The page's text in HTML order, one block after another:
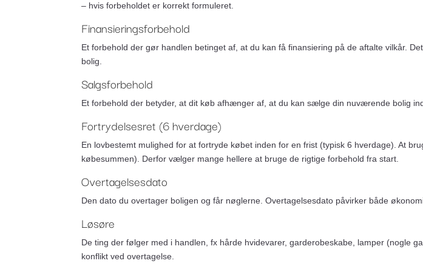
– hvis forbeholdet er korrekt formuleret.
Finansieringsforbehold
Et forbehold der gør handlen betinget af, at du kan få finansiering på de aftalte vilkår.
bolig.
Salgsforbehold
Et forbehold der betyder, at dit køb afhænger af, at du kan sælge din nuværende bolig
Fortrydelsesret (6 hverdage)
En lovbestemt mulighed for at fortryde købet inden for en frist (typisk 6 hverdage). At
købesummen). Derfor vælger mange hellere at bruge de rigtige forbehold fra start.
Overtagelsesdato
Den dato du overtager boligen og får nøglerne. Overtagelsesdato påvirker både
Løsøre
De ting der følger med i handlen, fx hårde hvidevarer, garderobeskabe, lamper
konflikt ved overtagelse.